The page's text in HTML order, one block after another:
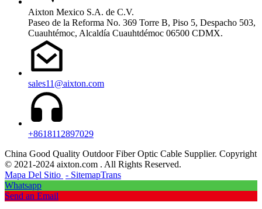
Aixton Mexico S.A. de C.V.
Paseo de la Reforma No. 369 Torre B, Piso 5, Despacho 503,
Cuauhtémoc, Alcaldía Cuauhtdémoc 06500 CDMX.
sales11@aixton.com
+8618112897029
China Good Quality Outdoor Fiber Optic Cable Supplier. Copyright
© 2021-2024 aixton.com . All Rights Reserved.
Mapa Del Sitio - SitemapTrans
Whatsapp
Send an Email